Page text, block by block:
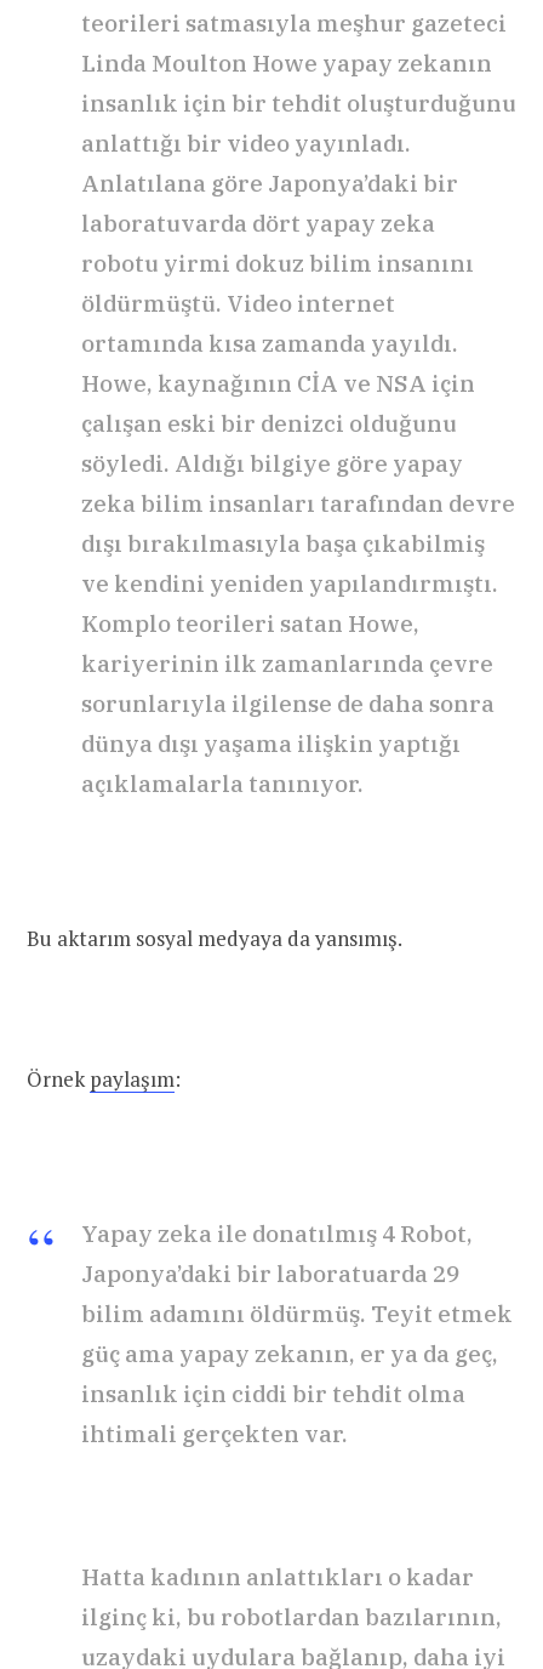
teorileri satmasıyla meşhur gazeteci
Linda Moulton Howe yapay zekanın
insanlık için bir tehdit oluşturduğunu
anlattığı bir video yayınladı.
Anlatılana göre Japonya’daki bir
laboratuvarda dört yapay zeka
robotu yirmi dokuz bilim insanını
öldürmüştü. Video internet
ortamında kısa zamanda yayıldı.
Howe, kaynağının CİA ve NSA için
çalışan eski bir denizci olduğunu
söyledi. Aldığı bilgiye göre yapay
zeka bilim insanları tarafından devre
dışı bırakılmasıyla başa çıkabilmiş
ve kendini yeniden yapılandırmıştı.
Komplo teorileri satan Howe,
kariyerinin ilk zamanlarında çevre
sorunlarıyla ilgilense de daha sonra
dünya dışı yaşama ilişkin yaptığı
açıklamalarla tanınıyor.
Bu aktarım sosyal medyaya da yansımış.
Örnekpaylaşım:
Yapay zeka ile donatılmış 4 Robot,
Japonya’daki bir laboratuarda 29
bilim adamını öldürmüş. Teyit etmek
güç ama yapay zekanın, er ya da geç,
insanlık için ciddi bir tehdit olma
ihtimali gerçekten var.
Hatta kadının anlattıkları o kadar
ilginç ki, bu robotlardan bazılarının,
uzaydaki uydulara bağlanıp, daha iyi